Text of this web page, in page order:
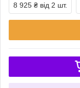
8 925 ₴ від 2 шт.